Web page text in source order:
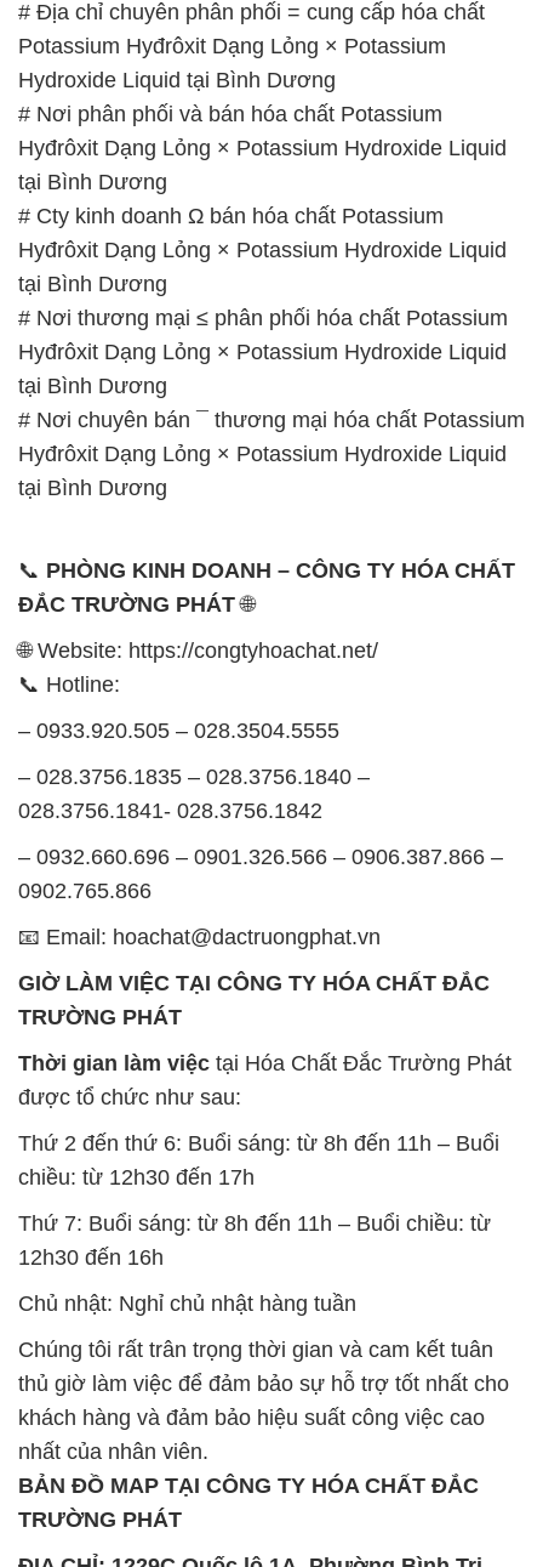
# Nơi thương mại ≤ phân phối hóa chất Potassium
Hyđrôxit Dạng Lỏng × Potassium Hydroxide Liquid
tại Bình Dương
# Nơi chuyên bán ¯ thương mại hóa chất Potassium
Hyđrôxit Dạng Lỏng × Potassium Hydroxide Liquid
tại Bình Dương
📞 PHÒNG KINH DOANH – CÔNG TY HÓA CHẤT
ĐẮC TRƯỜNG PHÁT 🌐
🌐 Website: https://congtyhoachat.net/
📞 Hotline:
– 0933.920.505 – 028.3504.5555
– 028.3756.1835 – 028.3756.1840 –
– 0932.660.696 – 0901.326.566 – 0906.387.866 –
0902.765.866
📧 Email: hoachat@dactruongphat.vn
GIỜ LÀM VIỆC TẠI CÔNG TY HÓA CHẤT ĐẮC
TRƯỜNG PHÁT
Thời gian làm việctại Hóa Chất Đắc Trường Phát
được tổ chức như sau:
Thứ 2 đến thứ 6: Buổi sáng: từ 8h đến 11h – Buổi
chiều: từ 12h30 đến 17h
Thứ 7: Buổi sáng: từ 8h đến 11h – Buổi chiều: từ
Chủ nhật: Nghỉ chủ nhật hàng tuần
Chúng tôi rất trân trọng thời gian và cam kết tuân
thủ giờ làm việc để đảm bảo sự hỗ trợ tốt nhất cho
nhất của nhân viên.
BẢN ĐỒ MAP TẠI CÔNG TY HÓA CHẤT ĐẮC
TRƯỜNG PHÁT
ĐỊA CHỈ: 1229C Quốc lộ 1A, Phường Bình Trị
Đông B, Quận Bình Tân, Sài Gòn TP. Hồ Chí
Minh